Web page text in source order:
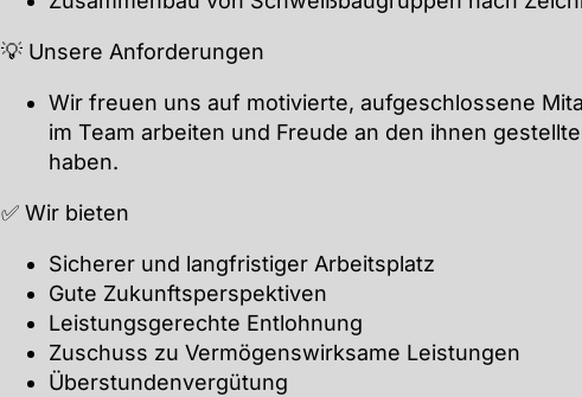
💡 Unsere Anforderungen
Wir freuen uns auf motivierte, aufgeschlossene
im Team arbeiten und Freude an den ihnen
haben.
✅ Wir bieten
Sicherer und langfristiger Arbeitsplatz
Gute Zukunftsperspektiven
Leistungsgerechte Entlohnung
Zuschuss zu Vermögenswirksame Leistungen
Überstundenvergütung